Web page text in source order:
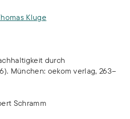
Kluge
durch
München: oekom verlag, 263–
Schramm